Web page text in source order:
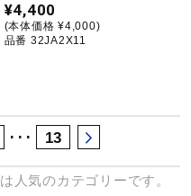
¥4,400
(本体価格 ¥4,000)
品番 32JA2X11
･･･ 13
は人気のカテゴリーです。